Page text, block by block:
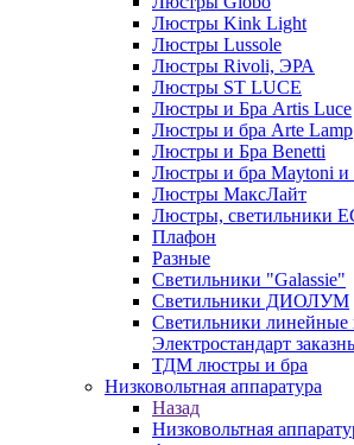
Люстры Kink Light
Люстры Lussole
Люстры Rivoli, ЭРА
Люстры ST LUCE
Люстры и Бра Artis Luce
Люстры и бра Arte Lamp
Люстры и Бра Benetti
Люстры и бра Maytoni и
Люстры МаксЛайт
Люстры, светильники
Плафон
Разные
Светильники "Galassie"
Светильники ДИОЛУМ
Светильники линейные
Электростандарт
ТДМ люстры и бра
Низковольтная аппаратура
Назад
Низковольтная